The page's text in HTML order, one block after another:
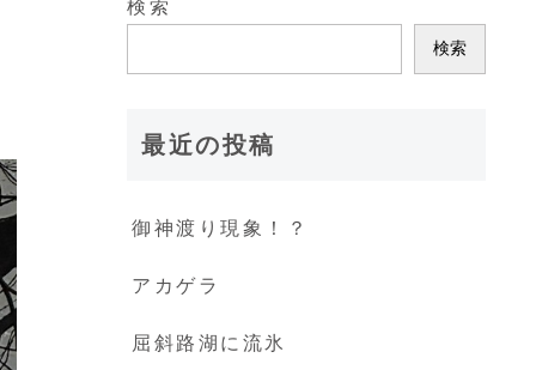
検索
検索
最近の投稿
御神渡り現象！？
アカゲラ
屈斜路湖に流氷